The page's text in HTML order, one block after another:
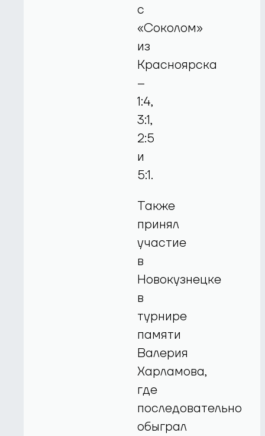
с
«Соколом»
из
Красноярска
–
1:4,
3:1,
2:5
и
5:1.
Также
принял
участие
в
Новокузнецке
в
турнире
памяти
Валерия
Харламова,
где
последовательно
обыграл